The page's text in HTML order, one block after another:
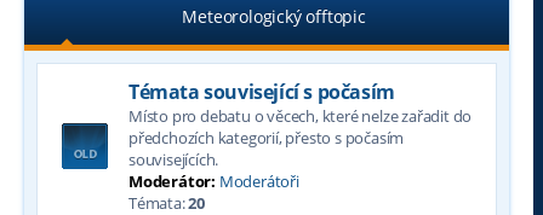
Meteorologický offtopic
Témata související s počasím
Místo pro debatu o věcech, které nelze zařadit do
předchozích kategorií, přesto s počasím
souvisejících.
Moderátor: Moderátoři
Témata:20